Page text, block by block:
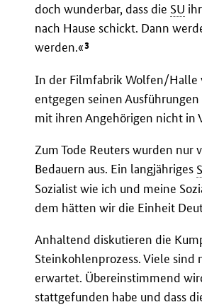
doch wunderbar, dass die SU
nach Hause schickt. Dann
werden.«3
In der Filmfabrik Wolfen/Halle
entgegen seinen
mit ihren Angehörigen nicht in
Zum Tode Reuters wurden nur
Bedauern aus. Ein langjähriges
Sozialist wie ich und meine
dem hätten wir die Einheit
Anhaltend diskutieren die
Steinkohlenprozess. Viele
erwartet. Übereinstimmend
stattgefunden habe und dass